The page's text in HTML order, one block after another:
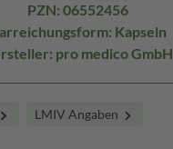
PZN: 06552456
Kapseln
pro medico GmbH
LMIV Angaben